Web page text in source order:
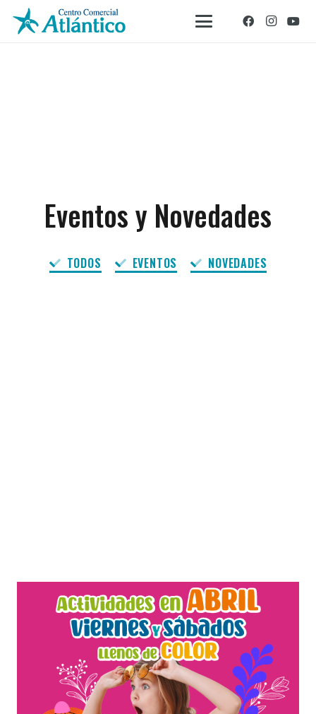
Eventos y Novedades
TODOS EVENTOS NOVEDADES